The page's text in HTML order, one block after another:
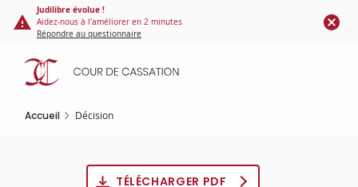
Panneau de gestion des cookies
contenu
principal
Judilibre évolue !
Aidez-nous à l'améliorer en 2 minutes
Répondre au questionnaire
Accueil Décision
TÉLÉCHARGER PDF